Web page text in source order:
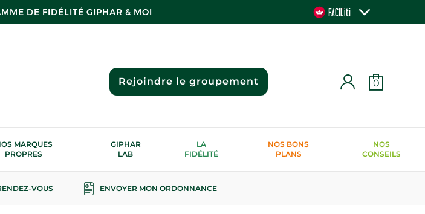
DE FIDÉLITÉ GIPHAR & MOI
Rejoindre le groupement 0
MARQUES
PROPRES
GIPHAR
LAB
LA
FIDÉLITÉ
NOS BONS
PLANS
NOS
CONSEILS
VOUS ENVOYER MON ORDONNANCE